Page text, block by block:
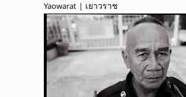
Yaowarat | เยาวราช